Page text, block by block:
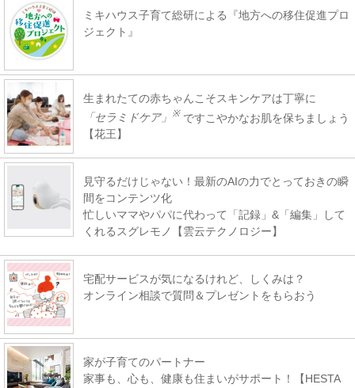
ミキハウス子育て総研による『地方への移住促進プロ
ジェクト』
生まれたての赤ちゃんこそスキンケアは丁寧に
「セラミドケア」
※ ですこやかなお肌を保ちましょう
【花王】
見守るだけじゃない！最新のAIの力でとっておきの瞬
間をコンテンツ化
忙しいママやパパに代わって「記録」&「編集」して
くれるスグレモノ【雲云テクノロジー】
宅配サービスが気になるけれど、しくみは？
オンライン相談で質問＆プレゼントをもらおう
家が子育てのパートナー
家事も、心も、健康も住まいがサポート！【HESTA